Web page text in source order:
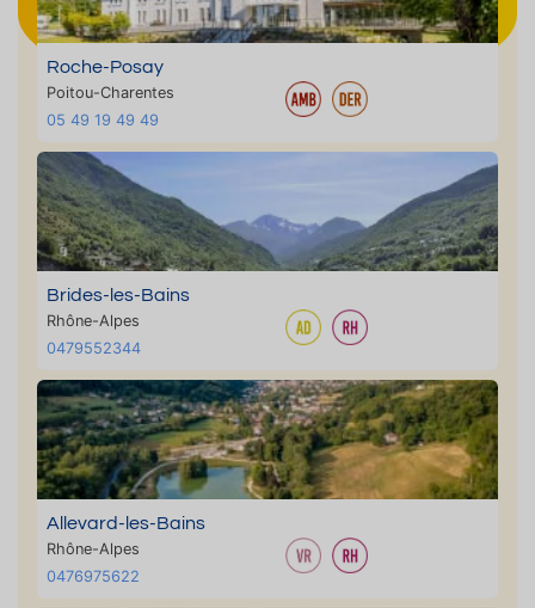
Roche-Posay
Poitou-Charentes
05 49 19 49 49
Brides-les-Bains
Rhône-Alpes
0479552344
Allevard-les-Bains
Rhône-Alpes
0476975622